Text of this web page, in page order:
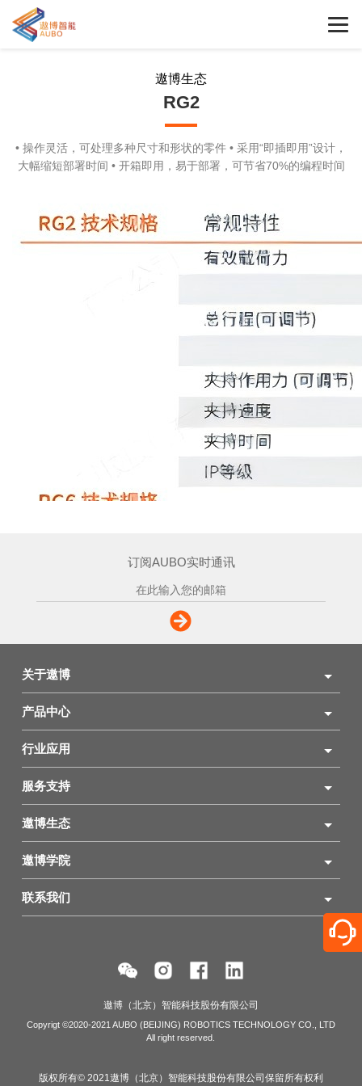
遨博生态
RG2
• 操作灵活，可处理多种尺寸和形状的零件 • 采用“即插即用”设计，
大幅缩短部署时间 • 开箱即用，易于部署，可节省70%的编程时间
订阅AUBO实时通讯
关于遨博
产品中心
行业应用
服务支持
遨博生态
遨博学院
联系我们
遨博（北京）智能科技股份有限公司
Copyrigt ©2020-2021 AUBO (BEIJING) ROBOTICS TECHNOLOGY CO., LTD
All right reserved.
版权所有© 2021遨博（北京）智能科技股份有限公司保留所有权利